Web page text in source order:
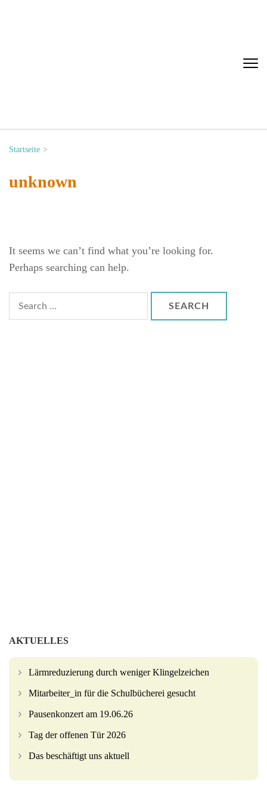
Startseite >
unknown
It seems we can’t find what you’re looking for.
Perhaps searching can help.
Search
for:
AKTUELLES
Lärmreduzierung durch weniger Klingelzeichen
Mitarbeiter_in für die Schulbücherei gesucht
Pausenkonzert am 19.06.26
Tag der offenen Tür 2026
Das beschäftigt uns aktuell